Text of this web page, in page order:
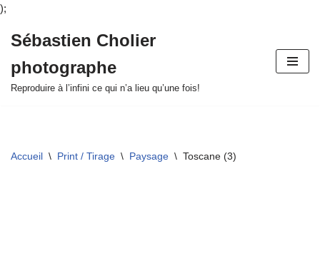
);
au
contenu
Sébastien Cholier
photographe
Reproduire à l’infini ce qui n’a lieu qu’une fois!
Accueil \ Print / Tirage \ Paysage \ Toscane (3)